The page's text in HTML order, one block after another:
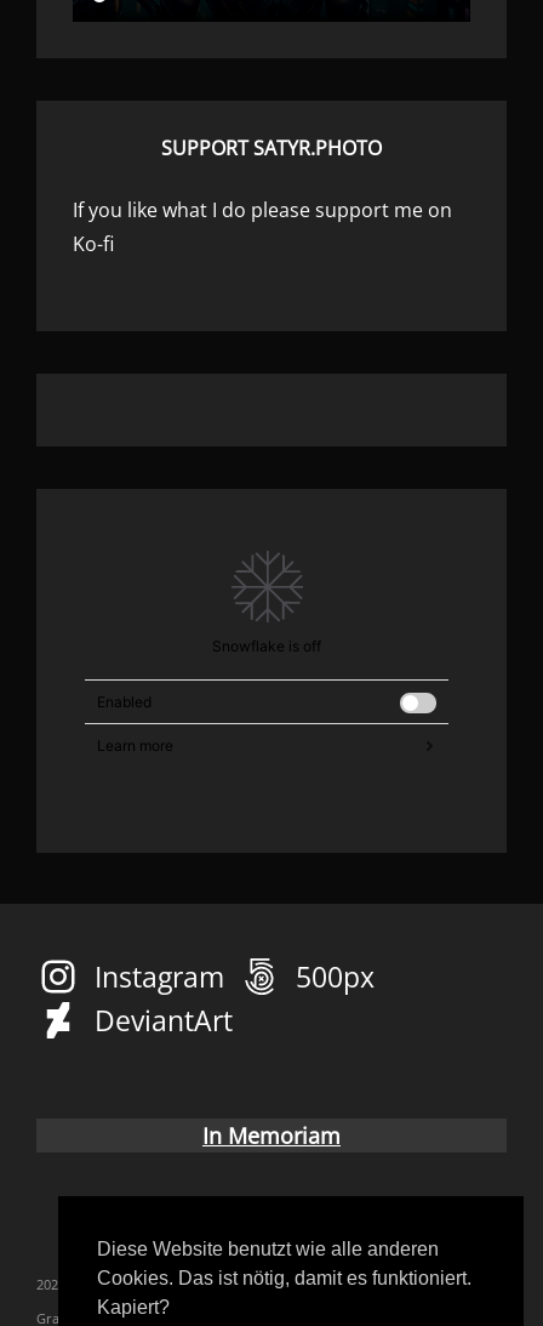
Diese Website benutzt wie alle anderen
Cookies. Das ist nötig, damit es funktioniert.
Kapiert?
SUPPORT SATYR.PHOTO
If you like what I do please support me on
Ko-fi
Instagram
500px
DeviantArt
In Memoriam
2023 blutgräfin convention coverup Fetish
Gothic
Grausame Töchter
inkdays